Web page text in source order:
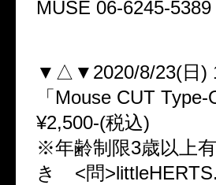
MUSE 06-6245-5389
▼△▼2020/8/23(日)
「Mouse CUT
¥2,500-(税込)
※年齢制限3歳以上
き <問